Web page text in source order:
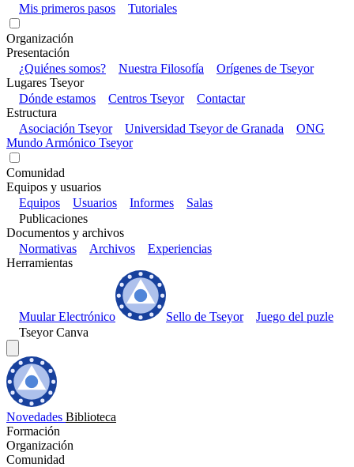
Mis primeros pasos
Tutoriales
Organización
Presentación
¿Quiénes somos?
Nuestra Filosofía
Orígenes de Tseyor
Lugares Tseyor
Dónde estamos
Centros Tseyor
Contactar
Estructura
Asociación Tseyor
Universidad Tseyor de Granada
ONG
Mundo Armónico Tseyor
Comunidad
Equipos y usuarios
Equipos
Usuarios Informes
Salas
Publicaciones
Documentos y archivos
Normativas
Archivos
Experiencias
Herramientas
Muular Electrónico Sello de Tseyor
Juego del puzle
Tseyor Canva
Novedades Biblioteca
Formación
Organización
Comunidad